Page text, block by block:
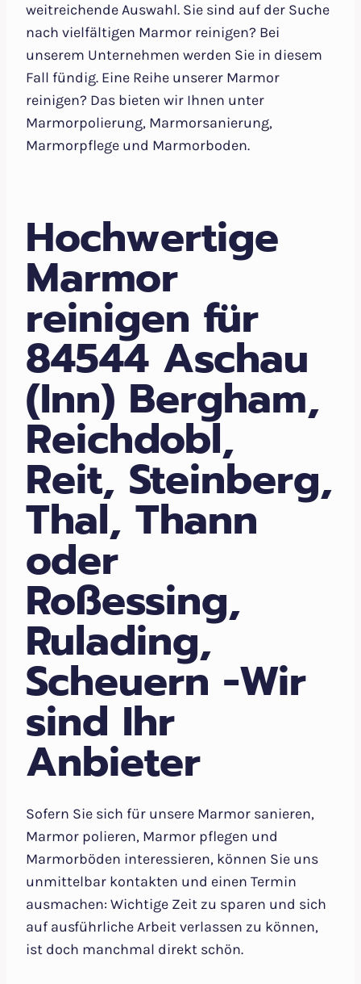
weitreichende Auswahl. Sie sind auf der Suche
nach vielfältigen Marmor reinigen? Bei
unserem Unternehmen werden Sie in diesem
Fall fündig. Eine Reihe unserer Marmor
reinigen? Das bieten wir Ihnen unter
Marmorpolierung, Marmorsanierung,
Marmorpflege und Marmorboden.
Hochwertige
Marmor
reinigen für
84544 Aschau
(Inn) Bergham,
Reichdobl,
Reit, Steinberg,
Thal, Thann
oder
Roßessing,
Rulading,
Scheuern -Wir
sind Ihr
Anbieter
Sofern Sie sich für unsere Marmor sanieren,
Marmor polieren, Marmor pflegen und
Marmorböden interessieren, können Sie uns
unmittelbar kontakten und einen Termin
ausmachen: Wichtige Zeit zu sparen und sich
auf ausführliche Arbeit verlassen zu können,
ist doch manchmal direkt schön.